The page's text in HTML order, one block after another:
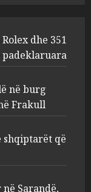
“kimistin” e
në
që humbën
dhe 351
padeklaruara
në burg
Frakull
shqiptarët që
Sarandë,